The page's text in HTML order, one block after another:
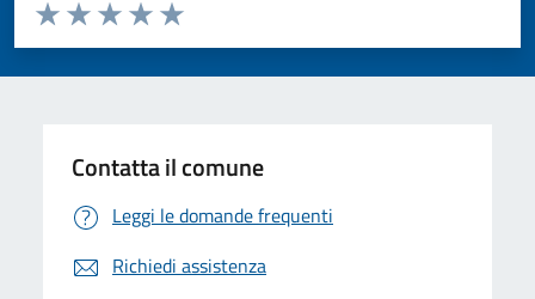
Valuta da 1 a 5 stelle la pagina
Valuta 5 stelle su 5
Valuta 4 stelle su 5
Valuta 3 stelle su 5
Valuta 2 stelle su 5
Valuta 1 stelle su 5
Contatta il comune
Leggi le domande frequenti
Richiedi assistenza